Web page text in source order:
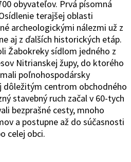
obyvateľov. Prvá písomná
terajšej oblasti
archeologickými nálezmi už z
aj z ďalších historických etáp.
Žabokreky sídlom jedného z
Nitrianskej župy, do ktorého
poľnohospodársky
dôležitým centrom obchodného
stavebný ruch začal v 60-tych
bezprašné cesty, mnoho
a postupne až do súčasnosti
celej obci.